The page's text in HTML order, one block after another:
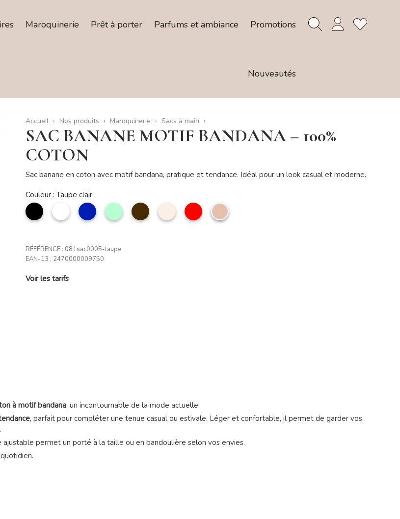
Maroquinerie Prêt à porter Parfums et ambiance Promotions
Nouveautés
Accueil Nos produits Maroquinerie Sacs à main
SAC BANANE MOTIF BANDANA – 100%
COTON
Sac banane en coton avec motif bandana, pratique et tendance. Idéal pour un look casual et moderne.
Couleur : Taupe clair
noir Blanc marine Aqua Café
Blanc
de
Rouge
Taupe
clair
RÉFÉRENCE : 081sac0005-taupe
EAN-13 : 2470000009750
Voir les tarifs
à motif bandana, un incontournable de la mode actuelle.
, parfait pour compléter une tenue casual ou estivale. Léger et confortable, il permet de garder vos
ajustable permet un porté à la taille ou en bandoulière selon vos envies.